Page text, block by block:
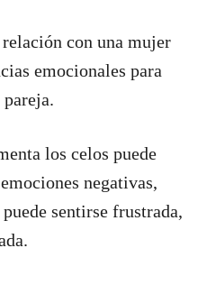
con una mujer
emocionales para
los celos puede
negativas,
sentirse frustrada,